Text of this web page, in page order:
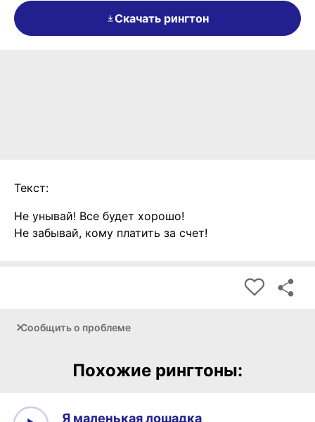
Скачать рингтон
Текст:
Не унывай! Все будет хорошо!
Не забывай, кому платить за счет!
Сообщить о проблеме
Похожие рингтоны:
Я маленькая лошадка